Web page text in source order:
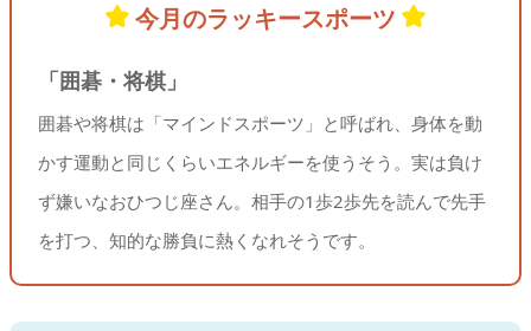
今月のラッキースポーツ
「囲碁・将棋」
囲碁や将棋は「マインドスポーツ」と呼ばれ、身体を動
かす運動と同じくらいエネルギーを使うそう。実は負け
ず嫌いなおひつじ座さん。相手の1歩2歩先を読んで先手
を打つ、知的な勝負に熱くなれそうです。